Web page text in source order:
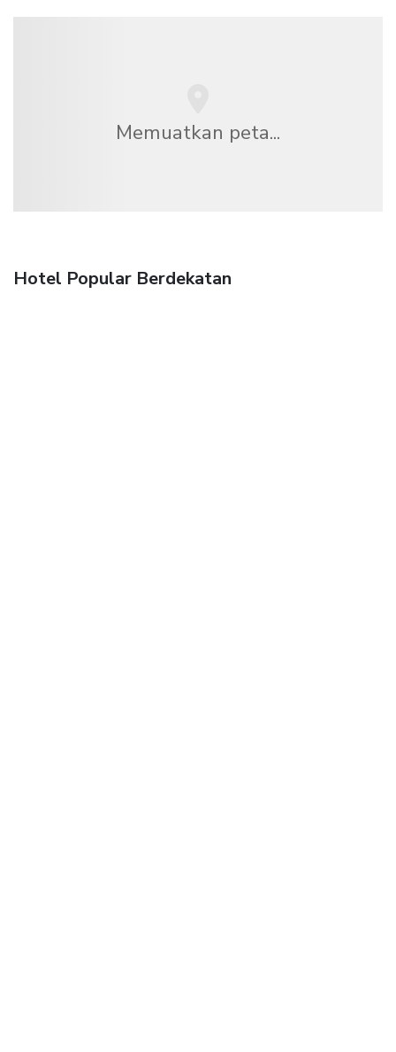
Memuatkan peta...
Hotel Popular Berdekatan